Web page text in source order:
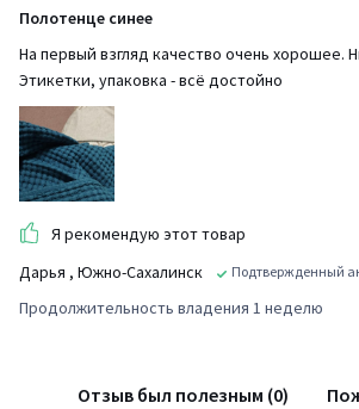
Полотенце синее
На первый взгляд качество очень хорошее.
Этикетки, упаковка - всё достойно
Я рекомендую этот товар
Дарья , Южно-Сахалинск Подтвержденный
Продолжительность владения 1 неделю
Отзыв был полезным (0)